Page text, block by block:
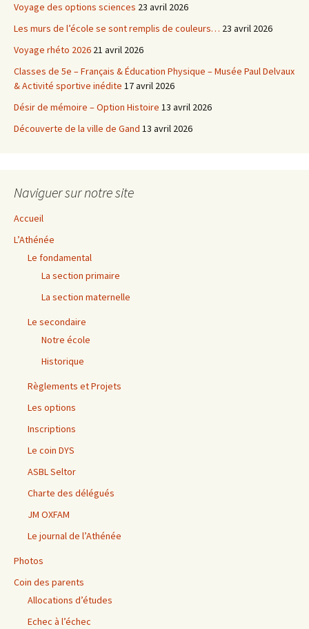
Voyage des options sciences 23 avril 2026
Les murs de l’école se sont remplis de couleurs… 23 avril 2026
Voyage rhéto 2026 21 avril 2026
Classes de 5e – Français & Éducation Physique – Musée Paul Delvaux
& Activité sportive inédite 17 avril 2026
Désir de mémoire – Option Histoire 13 avril 2026
Découverte de la ville de Gand 13 avril 2026
Naviguer sur notre site
Accueil
L’Athénée
Le fondamental
La section primaire
La section maternelle
Le secondaire
Notre école
Historique
Règlements et Projets
Les options
Inscriptions
Le coin DYS
ASBL Seltor
Charte des délégués
JM OXFAM
Le journal de l’Athénée
Photos
Coin des parents
Allocations d’études
Echec à l’échec